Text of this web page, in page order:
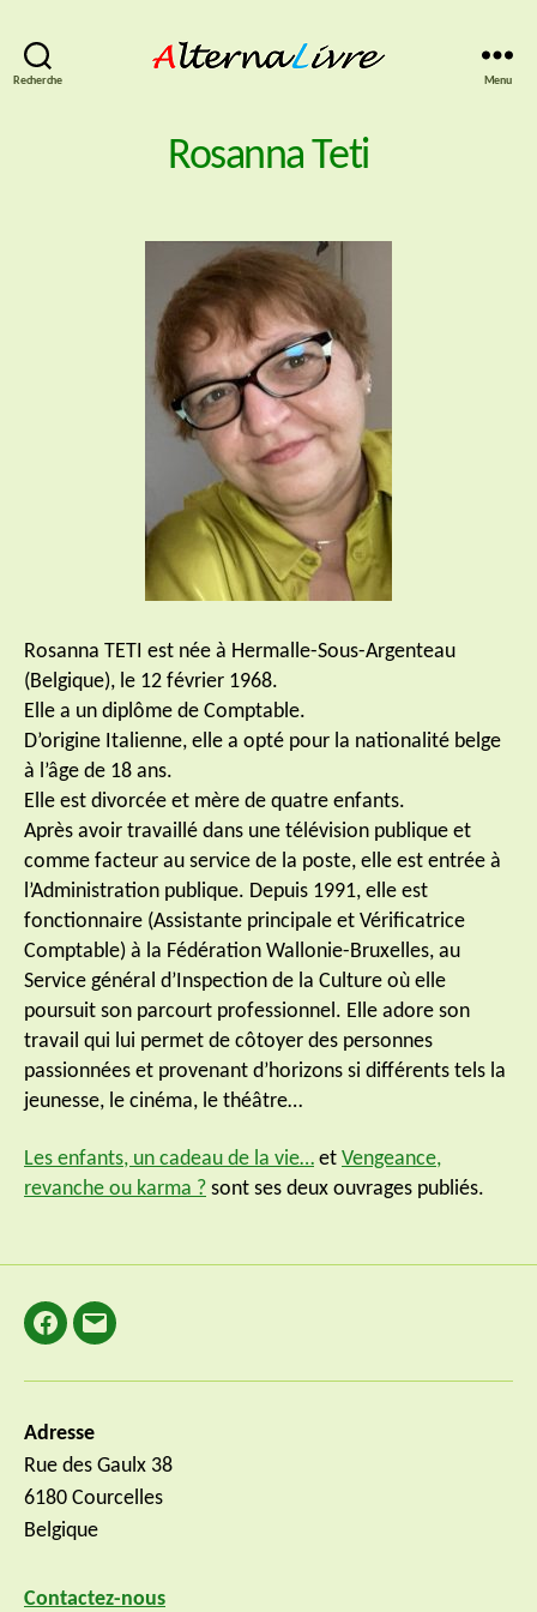
Recherche Menu
Rosanna Teti
Rosanna TETI est née à Hermalle-Sous-Argenteau
(Belgique), le 12 février 1968.
Elle a un diplôme de Comptable.
D’origine Italienne, elle a opté pour la nationalité belge
à l’âge de 18 ans.
Elle est divorcée et mère de quatre enfants.
Après avoir travaillé dans une télévision publique et
comme facteur au service de la poste, elle est entrée à
l’Administration publique. Depuis 1991, elle est
fonctionnaire (Assistante principale et Vérificatrice
Comptable) à la Fédération Wallonie-Bruxelles, au
Service général d’Inspection de la Culture où elle
poursuit son parcourt professionnel. Elle adore son
travail qui lui permet de côtoyer des personnes
passionnées et provenant d’horizons si différents tels la
jeunesse, le cinéma, le théâtre…
Les enfants, un cadeau de la vie… et Vengeance,
revanche ou karma ? sont ses deux ouvrages publiés.
Facebook
E-
Adresse
Rue des Gaulx 38
6180 Courcelles
Belgique
Contactez-nous